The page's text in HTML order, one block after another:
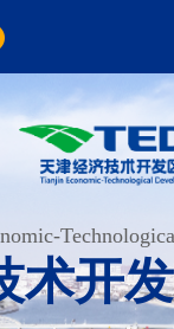
术开